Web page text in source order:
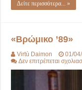
Δείτε περισσότερα... »
«Βρώμικο ’89»
Virtù Daimon 01/
Δεν επιτρέπεται